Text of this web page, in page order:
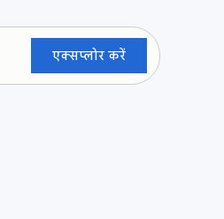
एक्सप्लोर करें